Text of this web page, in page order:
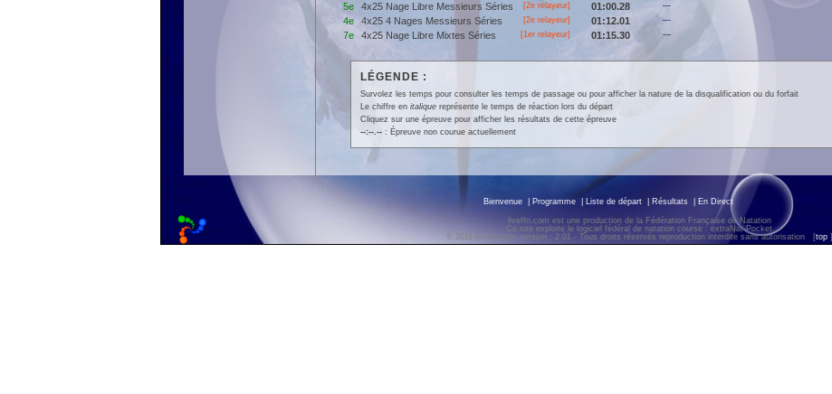
5e
4x25 Nage Libre Messieurs Séries [2e relayeur] 01:00.28 ---
4e 4x25 4 Nages Messieurs Séries [2e relayeur] 01:12.01 ---
7e 4x25 Nage Libre Mixtes Séries [1er relayeur] 01:15.30 ---
LÉGENDE :
Survolez les temps pour consulter les temps de passage ou pour afficher la nature de la disqualification ou du forfait
Le chiffre en italiquereprésente le temps de réaction lors du départ
Cliquez sur une épreuve pour afficher les résultats de cette épreuve
--:--.--: Épreuve non courue actuellement
Bienvenue Programme Liste de départ Résultats En Direct
liveffn.com est une production de la Fédération Française de Natation
Ce site exploite le logiciel fédéral de natation course : extraNat-Pocket
© 2011 liveffn.com version : 2.01 - Tous droits réservés reproduction interdite sans autorisation
[top ]